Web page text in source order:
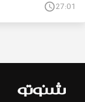
27:01